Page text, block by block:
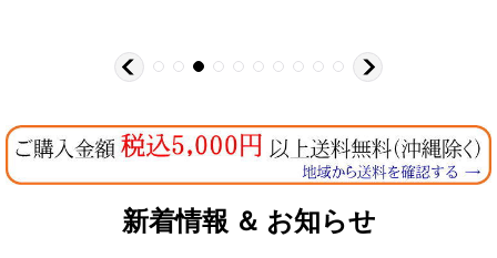
新着情報 ＆ お知らせ